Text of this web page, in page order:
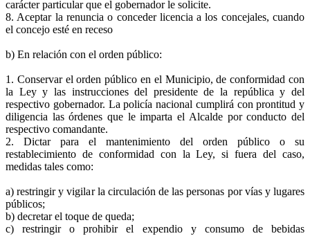
carácter particular que el gobernador le solicite.
8. Aceptar la renuncia o conceder licencia a los concejales, cuando
el concejo esté en receso
b) En relación con el orden público:
1. Conservar el orden público en el Municipio, de conformidad con
la Ley y las instrucciones del presidente de la república y del
respectivo gobernador. La policía nacional cumplirá con prontitud y
diligencia las órdenes que le imparta el Alcalde por conducto del
respectivo comandante.
2. Dictar para el mantenimiento del orden público o su
restablecimiento de conformidad con la Ley, si fuera del caso,
medidas tales como:
a) restringir y vigilar la circulación de las personas por vías y lugares
públicos;
b) decretar el toque de queda;
c) restringir o prohibir el expendio y consumo de bebidas